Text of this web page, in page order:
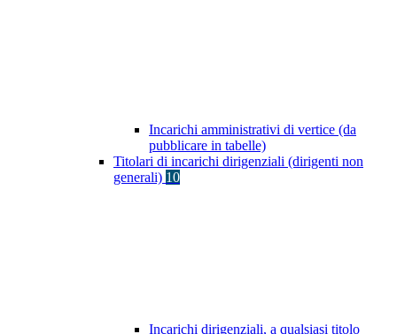
Incarichi amministrativi di vertice (da
pubblicare in tabelle)
Titolari di incarichi dirigenziali (dirigenti non
generali) 10
Incarichi dirigenziali, a qualsiasi titolo